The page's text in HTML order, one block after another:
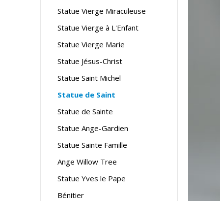
Statue Vierge Miraculeuse
Statue Vierge à L'Enfant
Statue Vierge Marie
Statue Jésus-Christ
Statue Saint Michel
Statue de Saint
Statue de Sainte
Statue Ange-Gardien
Statue Sainte Famille
Ange Willow Tree
Statue Yves le Pape
Bénitier